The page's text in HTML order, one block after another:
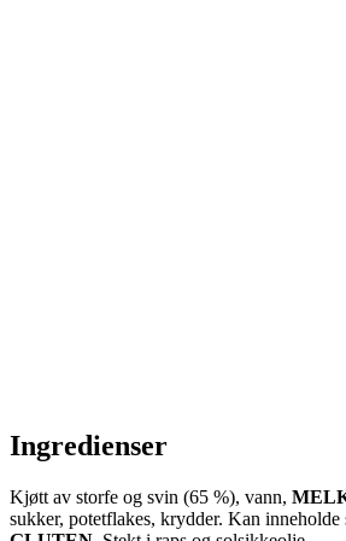
Ingredienser
Kjøtt av storfe og svin (65 %), vann,
sukker, potetflakes, krydder. Kan inneholde